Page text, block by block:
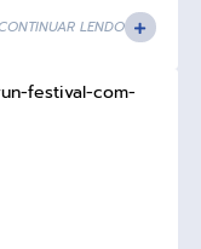
LENDO